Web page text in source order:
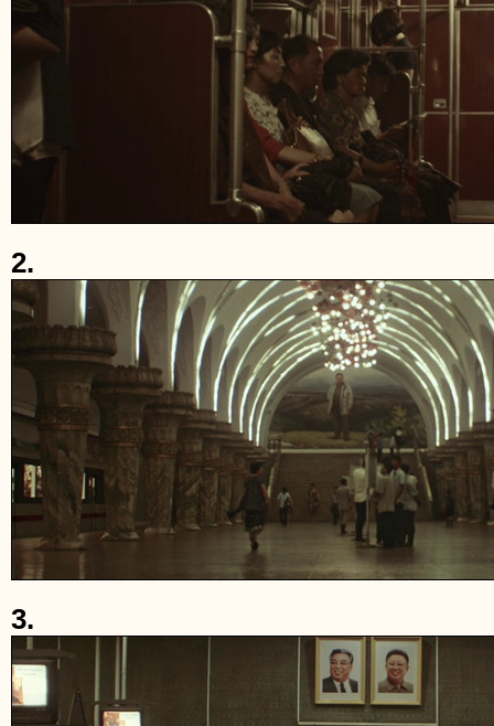
2.
3.